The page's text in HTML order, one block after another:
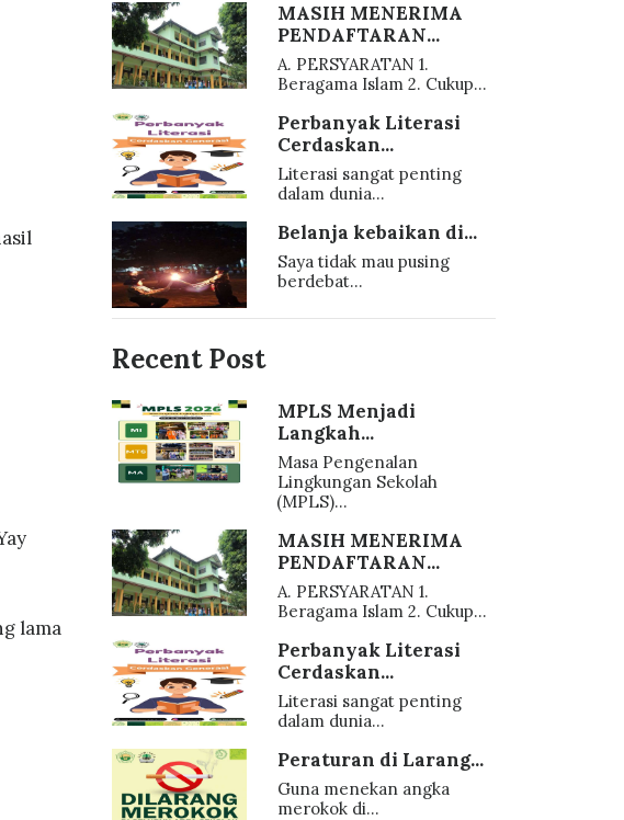
lama
MASIH MENERIMA
PENDAFTARAN...
A. PERSYARATAN 1.
Beragama Islam 2. Cukup...
Perbanyak Literasi
Cerdaskan...
Literasi sangat penting
dalam dunia...
Belanja kebaikan di...
Saya tidak mau pusing
berdebat...
Recent Post
MPLS Menjadi
Langkah...
Masa Pengenalan
Lingkungan Sekolah
(MPLS)...
MASIH MENERIMA
PENDAFTARAN...
A. PERSYARATAN 1.
Beragama Islam 2. Cukup...
Perbanyak Literasi
Cerdaskan...
Literasi sangat penting
dalam dunia...
Peraturan di Larang...
Guna menekan angka
merokok di...